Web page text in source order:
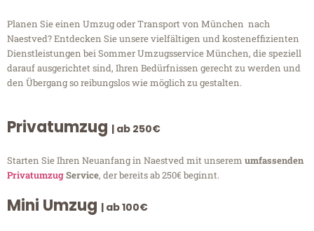
Planen Sie einen Umzug oder Transport von München nach
Naestved? Entdecken Sie unsere vielfältigen und kosteneffizienten
Dienstleistungen bei Sommer Umzugsservice München, die speziell
darauf ausgerichtet sind, Ihren Bedürfnissen gerecht zu werden und
den Übergang so reibungslos wie möglich zu gestalten.
Privatumzug | ab 250€
Starten Sie Ihren Neuanfang in Naestved mit unserem umfassenden
PrivatumzugService, der bereits ab 250€ beginnt.
Mini Umzug | ab 100€